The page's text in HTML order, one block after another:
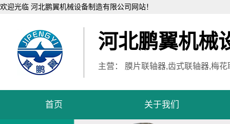
欢迎光临 河北鹏翼机械设备制造有限公司网站！
河北鹏翼机械
主营： 膜片联轴器,齿式联轴器,梅
首页 关于我们